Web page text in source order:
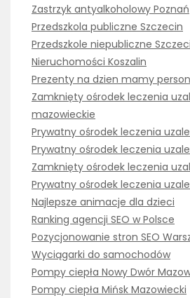
Zastrzyk antyalkoholowy Poznań
Przedszkola publiczne Szczecin
Przedszkole niepubliczne
Nieruchomości Koszalin
Prezenty na dzien mamy
Zamknięty ośrodek leczenia
mazowieckie
Prywatny ośrodek leczenia
Prywatny ośrodek leczenia
Zamknięty ośrodek leczenia
Prywatny ośrodek leczenia
Najlepsze animacje dla dzieci
Ranking agencji SEO w Polsce
Pozycjonowanie stron SEO
Wyciągarki do samochodów
Pompy ciepła Nowy Dwór
Pompy ciepła Mińsk Mazowiecki